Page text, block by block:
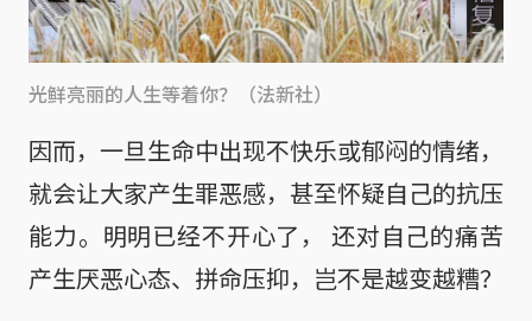
光鲜亮丽的人生等着你？（法新社）
因而，一旦生命中出现不快乐或郁闷的情绪，
就会让大家产生罪恶感，甚至怀疑自己的抗压
能力。明明已经不开心了， 还对自己的痛苦
产生厌恶心态、拼命压抑，岂不是越变越糟？